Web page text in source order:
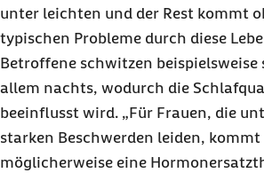
unter leichten und der Rest kommt
typischen Probleme durch diese
Betroffene schwitzen beispielsweise
allem nachts, wodurch die
beeinflusst wird. „Für Frauen, die
starken Beschwerden leiden, kommt
möglicherweise eine